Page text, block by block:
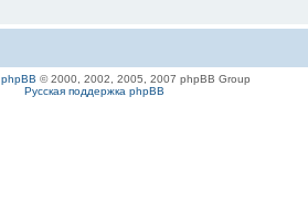
phpBB © 2000, 2002, 2005, 2007 phpBB Group
Русская поддержка phpBB